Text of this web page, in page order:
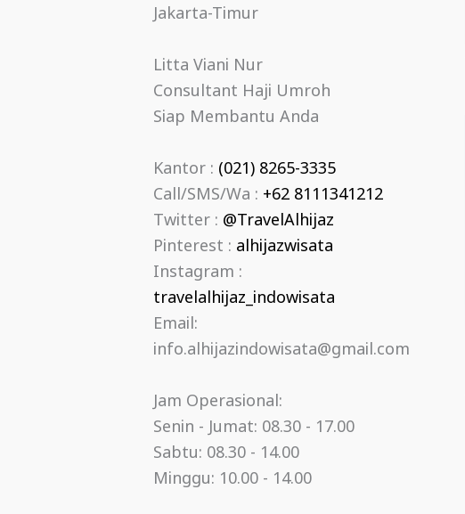
Jakarta-Timur
Litta Viani Nur
Consultant Haji Umroh
Siap Membantu Anda
Kantor : (021) 8265-3335
Call/SMS/Wa : +62 8111341212
Twitter : @TravelAlhijaz
Pinterest : alhijazwisata
Instagram :
travelalhijaz_indowisata
Email:
info.alhijazindowisata@gmail.com
Jam Operasional:
Senin - Jumat: 08.30 - 17.00
Sabtu: 08.30 - 14.00
Minggu: 10.00 - 14.00